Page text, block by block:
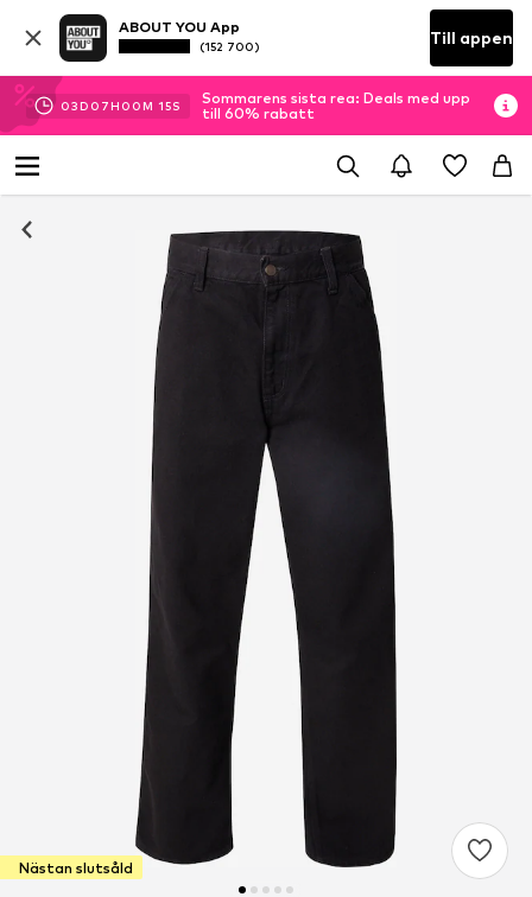
ABOUT YOU App
(152 700) Till appen
03D 07H 00M 14S
Sommarens sista rea: Deals med upp
till 60% rabatt
Nästan slutsåld